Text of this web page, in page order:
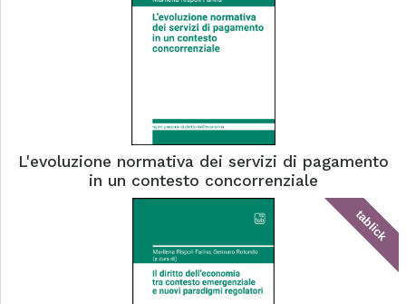
L'evoluzione normativa dei servizi di pagamento
in un contesto concorrenziale
tablick